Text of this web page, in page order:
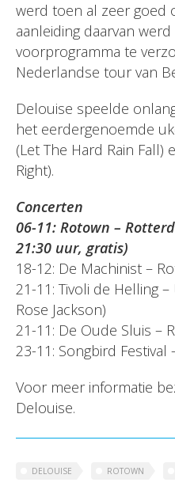
werd toen al zeer goed
aanleiding daarvan
voorprogramma te
Nederlandse tour van
Delouise speelde
het eerdergenoemde
(Let The Hard Rain Fall)
Right).
Concerten
06-11: Rotown –
21:30 uur, gratis)
18-12: De Machinist –
21-11: Tivoli de Helling
Rose Jackson)
21-11: De Oude Sluis –
23-11: Songbird
Voor meer informatie
Delouise.
DELOUISE ROTOWN